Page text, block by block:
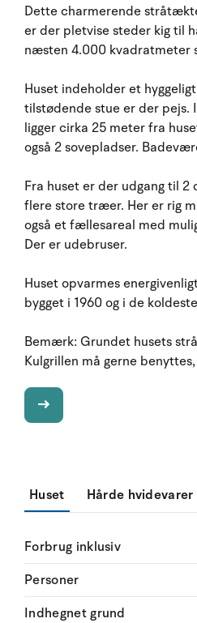
Dette charmerende
er der pletvise steder kig til
næsten 4.000 kvadratmeter
Huset indeholder et
tilstødende stue er der pejs.
ligger cirka 25 meter fra
også 2 sovepladser.
Fra huset er der udgang til
flere store træer. Her er rig
også et fællesareal med
Der er udebruser.
Huset opvarmes
bygget i 1960 og i de
Bemærk: Grundet husets
Kulgrillen må gerne
Huset Hårde hvidevarer
Forbrug inklusiv
Personer
Indhegnet grund